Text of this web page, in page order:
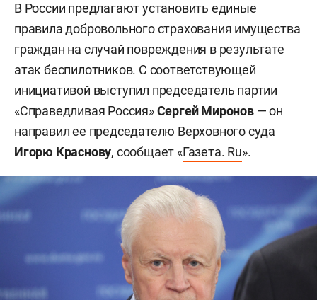
В России предлагают установить единые
правила добровольного страхования имущества
граждан на случай повреждения в результате
атак беспилотников. С соответствующей
инициативой выступил председатель партии
«Справедливая Россия»Сергей Миронов— он
направил ее председателю Верховного суда
Игорю Краснову, сообщает «Газета. Ru».